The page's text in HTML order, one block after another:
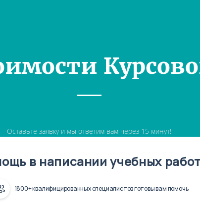
Оставьте заявку и мы ответим вам через 15 минут!
в написании учебных
1800+ квалифицированных специалистов готовы вам помочь